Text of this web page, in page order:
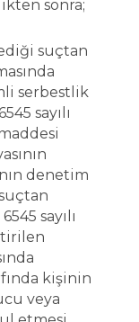
sonra;
suçtan
serbestlik
sayılı
denetim
sayılı
kişinin
veya